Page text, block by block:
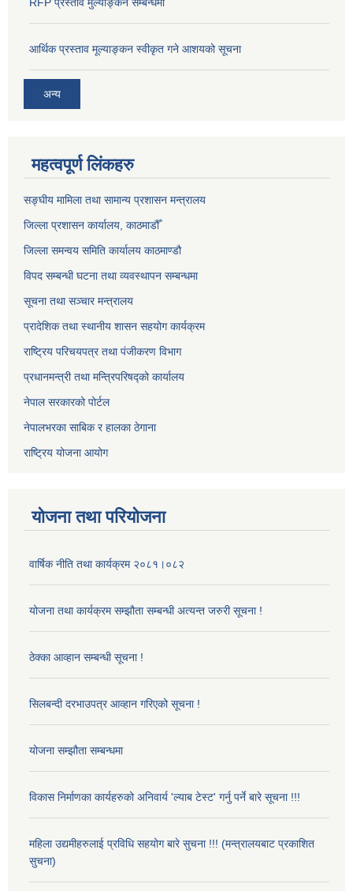
RFP प्रस्ताव मुल्याङ्कन सम्बन्धमा
आर्थिक प्रस्ताव मूल्याङ्कन स्वीकृत गने आशयको सूचना
अन्य
महत्वपूर्ण लिंकहरु
सङ्‍घीय मामिला तथा सामान्य प्रशासन मन्त्रालय
जिल्ला प्रशासन कार्यालय, काठमाडौँ
जिल्ला समन्वय समिति कार्यालय काठमाण्ड‌ौ
विपद सम्बन्धी घटना तथा व्यवस्थापन सम्बन्धमा
सूचना तथा सञ्चार मन्त्रालय
प्रादेशिक तथा स्थानीय शासन सहयोग कार्यक्रम
राष्ट्रिय परिचयपत्र तथा पंजीकरण विभाग
प्रधानमन्त्री तथा मन्त्रिपरिषद्को कार्यालय
नेपाल सरकारको पोर्टल
नेपालभरका साबिक र हालका ठेगाना
राष्ट्रिय योजना आयोग
योजना तथा परियोजना
वार्षिक नीति तथा कार्यक्रम २०८१।०८२
योजना तथा कार्यक्रम सम्झौता सम्बन्धी अत्यन्त जरुरी सूचना !
ठेक्का आव्हान सम्बन्धी सूचना !
सिलबन्दी दरभाउपत्र आव्हान गरिएको सूचना !
योजना सम्झौता सम्बन्धमा
विकास निर्माणका कार्यहरुको अनिवार्य 'ल्याब टेस्ट' गर्नु पर्ने बारे सूचना !!!
महिला उद्यमीहरुलाई प्रविधि सहयोग बारे सुचना !!! (मन्त्रालयबाट प्रकाशित
सुचना)